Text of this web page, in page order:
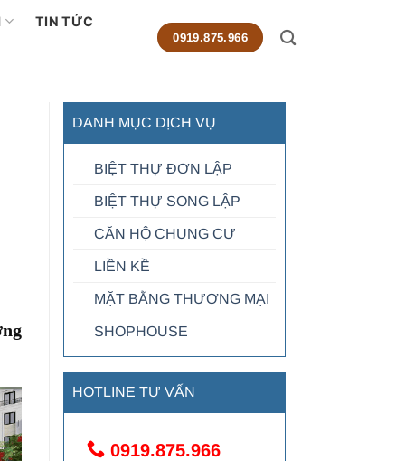
TIN TỨC
0919.875.966
DANH MỤC DỊCH VỤ
BIỆT THỰ ĐƠN LẬP
BIỆT THỰ SONG LẬP
CĂN HỘ CHUNG CƯ
LIỀN KỀ
MẶT BẰNG THƯƠNG MẠI
SHOPHOUSE
HOTLINE TƯ VẤN
0919.875.966